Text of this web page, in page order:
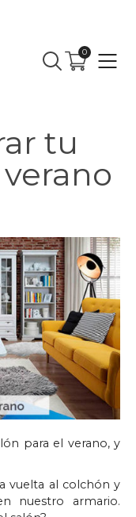
0
tu
para el verano, y
vuelta al colchón y
nuestro armario.